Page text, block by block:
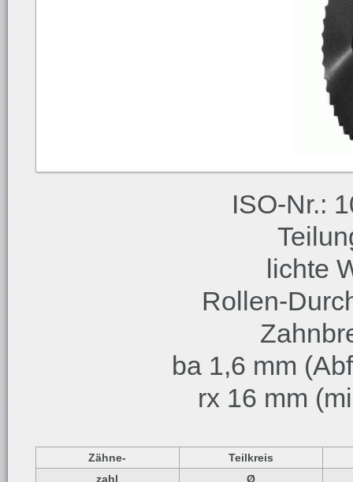
ISO-Nr.:
lichte
Rollen-
ba 1,6 mm
rx 16 mm
Zähne-
Teilkreis
zahl
Ø